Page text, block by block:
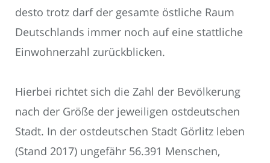
desto trotz darf der gesamte östliche Raum
Deutschlands immer noch auf eine stattliche
Einwohnerzahl zurückblicken.
Hierbei richtet sich die Zahl der Bevölkerung
nach der Größe der jeweiligen ostdeutschen
Stadt. In der ostdeutschen Stadt Görlitz leben
(Stand 2017) ungefähr 56.391 Menschen,